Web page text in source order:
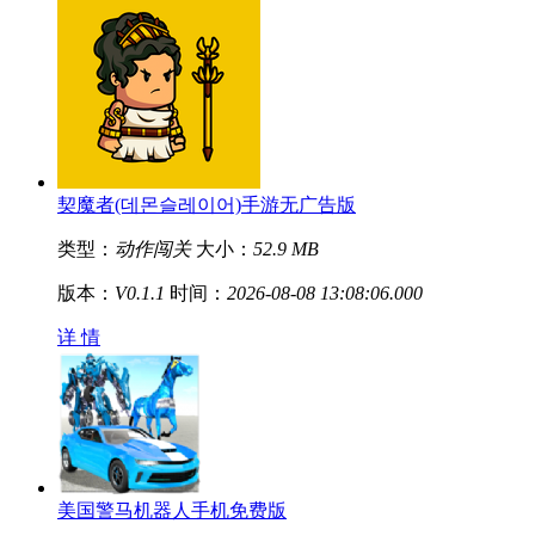
契魔者(데몬슬레이어)手游无广告版
类型： 动作闯关 大小： 52.9 MB
版本： V0.1.1 时间： 2026-08-08 13:08:06.000
详 情
美国警马机器人手机免费版